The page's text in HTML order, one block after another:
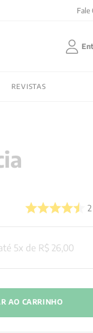
Fale
REVISTAS
2
5x de R$ 26 00
AO CARRINHO